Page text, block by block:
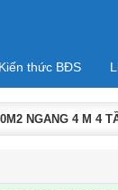
Kiến thức BĐS
NGANG 4 M 4